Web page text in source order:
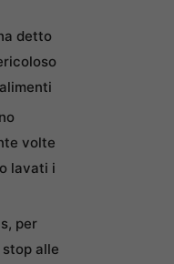
detto
volte
lavati i
per
alle